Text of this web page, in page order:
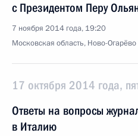
с Президентом Перу
7 ноября 2014 года, 19:20
Московская область, Ново-Огарёво
17 октября 2014 года,
Ответы на вопросы
в Италию